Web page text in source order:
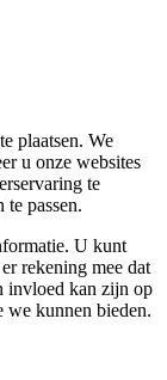
plaatsen. We
u onze websites
te
passen.
U kunt
rekening mee dat
invloed kan zijn op
we kunnen bieden.